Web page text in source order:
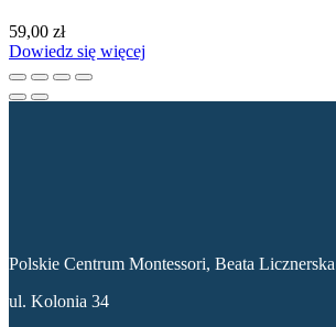
59,00 zł
Dowiedz się więcej
Polskie Centrum Montessori, Beata Licznerska
ul. Kolonia 34